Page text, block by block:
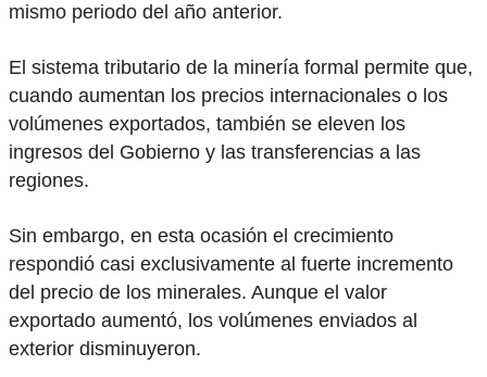
mismo periodo del año anterior.
El sistema tributario de la minería formal permite que,
cuando aumentan los precios internacionales o los
volúmenes exportados, también se eleven los
ingresos del Gobierno y las transferencias a las
regiones.
Sin embargo, en esta ocasión el crecimiento
respondió casi exclusivamente al fuerte incremento
del precio de los minerales. Aunque el valor
exportado aumentó, los volúmenes enviados al
exterior disminuyeron.